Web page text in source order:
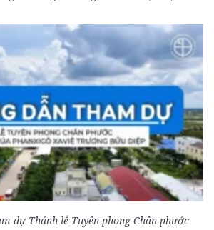
dự Thánh lễ Tuyên phong Chân phước